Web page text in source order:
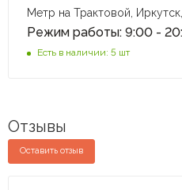
Метр на Трактовой,
Режим работы: 9:00 -
Есть в наличии: 5 шт
Отзывы
Оставить отзыв